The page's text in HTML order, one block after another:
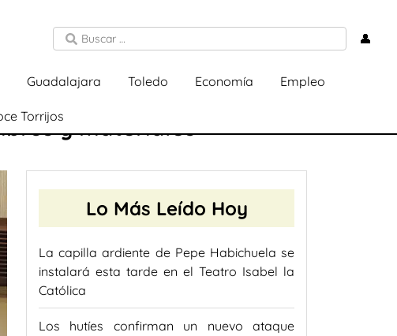
👤
Guadalajara Toledo Economía Empleo
Torrijosy materiales
Lo Más Leído Hoy
La capilla ardiente de Pepe Habichuela se
instalará esta tarde en el Teatro Isabel la
Católica
Los hutíes confirman un nuevo ataque